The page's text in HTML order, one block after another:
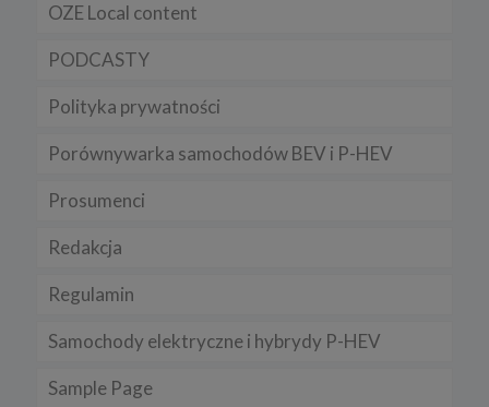
OZE Local content
PODCASTY
Polityka prywatności
Porównywarka samochodów BEV i P-HEV
Prosumenci
Redakcja
Regulamin
Samochody elektryczne i hybrydy P-HEV
Sample Page